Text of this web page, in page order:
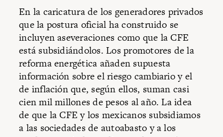
En la caricatura de los generadores privados
que la postura oficial ha construido se
incluyen aseveraciones como que la CFE
está subsidiándolos. Los promotores de la
reforma energética añaden supuesta
información sobre el riesgo cambiario y el
de inflación que, según ellos, suman casi
cien mil millones de pesos al año. La idea
de que la CFE y los mexicanos subsidiamos
a las sociedades de autoabasto y a los